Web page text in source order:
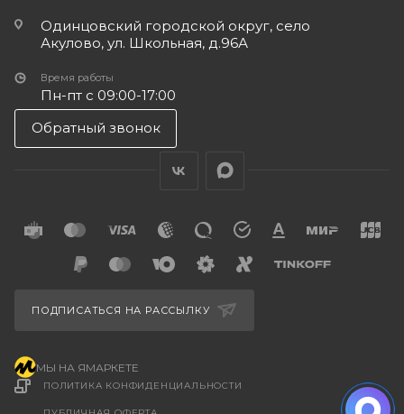
Одинцовский городской округ, село
Акулово, ул. Школьная, д.96А
Время работы
Пн-пт с 09:00-17:00
Обратный звонок
ПОЛИТИКА КОНФИДЕНЦИАЛЬНОСТИ
ПОДПИСАТЬСЯ НА РАССЫЛКУ
МЫ НА ЯМАРКЕТЕ